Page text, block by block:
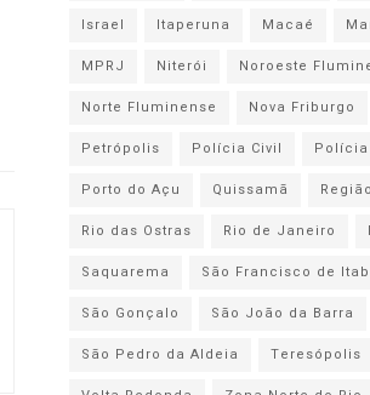
Israel
Itaperuna Macaé
MPRJ
Niterói
Noroeste
Norte Fluminense
Nova Friburgo
Petrópolis
Polícia Civil
Porto do Açu
Quissamã
Rio das Ostras
Rio de Janeiro
Saquarema
São Francisco de
São Gonçalo
São João da Barra
São Pedro da Aldeia
Teresópolis